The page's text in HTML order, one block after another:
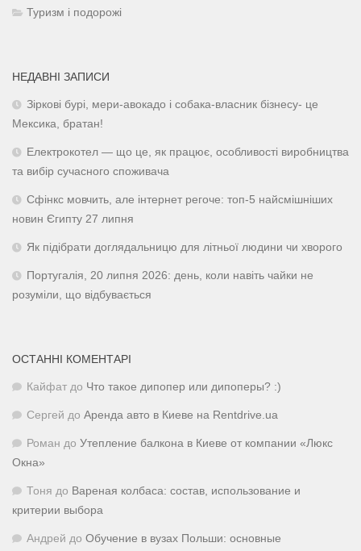
Туризм і подорожі
НЕДАВНІ ЗАПИСИ
Зіркові бурі, мери-авокадо і собака-власник бізнесу- це
Мексика, братан!
Електрокотел — що це, як працює, особливості виробництва
та вибір сучасного споживача
Сфінкс мовчить, але інтернет регоче: топ-5 найсмішніших
новин Єгипту 27 липня
Як підібрати доглядальницю для літньої людини чи хворого
Португалія, 20 липня 2026: день, коли навіть чайки не
розуміли, що відбувається
ОСТАННІ КОМЕНТАРІ
Кайфат до Что такое дипопер или дипоперы? :)
Сергей до Аренда авто в Киеве на Rentdrive.ua
Роман до Утепление балкона в Киеве от компании «Люкс
Окна»
Тоня до Вареная колбаса: состав, использование и
критерии выбора
Андрей до Обучение в вузах Польши: основные